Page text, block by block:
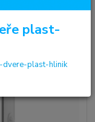
plast-
dvere-plast-hlinik